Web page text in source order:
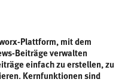
Plattform, mit dem
Beiträge verwalten
einfach zu erstellen, zu
Kernfunktionen sind